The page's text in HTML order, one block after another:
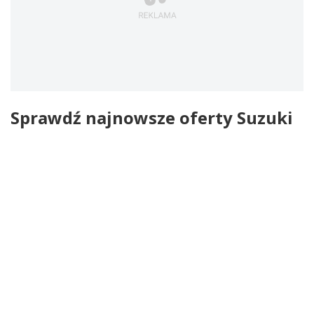
Sprawdź najnowsze oferty Suzuki